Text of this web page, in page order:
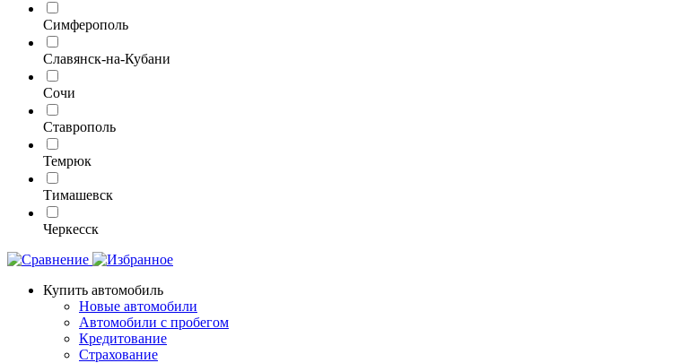
Симферополь
Славянск-на-Кубани
Сочи
Ставрополь
Темрюк
Тимашевск
Черкесск
Купить автомобиль
Новые автомобили
Автомобили с пробегом
Кредитование
Страхование